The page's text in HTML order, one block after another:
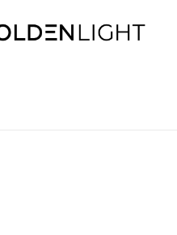
content